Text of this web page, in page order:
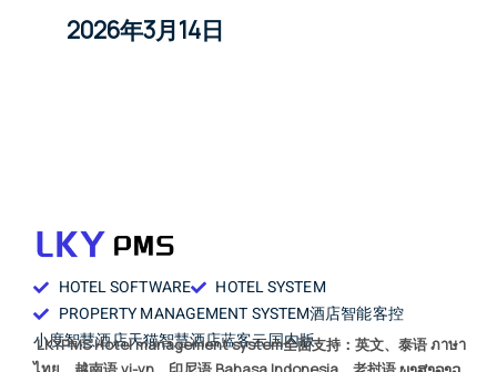
2026年3月14日
HOTEL SOFTWARE
HOTEL SYSTEM
PROPERTY MANAGEMENT SYSTEM酒店智能客控
小度智慧酒店天猫智慧酒店蓝客云国内版
LKYPMS Hotel management system全面支持：英文、泰语 ภาษา